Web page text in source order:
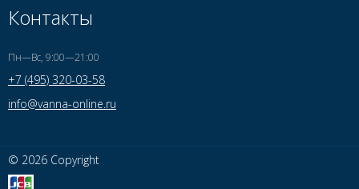
Контакты
Пн—Вс, 9:00—21:00
+7 (495) 320-03-58
info@vanna-online.ru
© 2026 Copyright